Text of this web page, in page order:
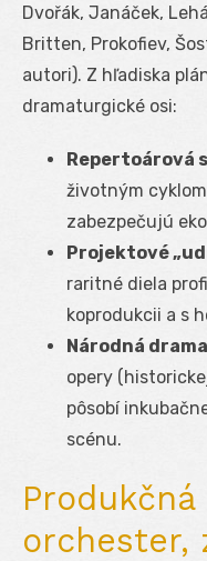
Dvořák, Janáček,
Britten, Prokofiev,
autori). Z hľadiska
dramaturgické osi:
Repertoárová
životným
zabezpečujú
Projektové
raritné diela
koprodukcii a s
Národná
opery
pôsobí
scénu.
orchester,